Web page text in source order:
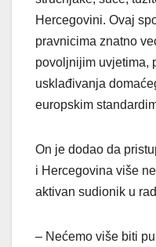
Hercegovini. Ovaj
pravnicima znatno
povoljnijim uvjetima,
usklađivanja
europskim
On je dodao da
i Hercegovina više
aktivan sudionik u
– Nećemo više biti